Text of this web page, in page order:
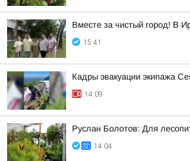
Вместе за чистый город! В
15:41
Кадры эвакуации экипажа
14:09
Руслан Болотов: Для
14:04